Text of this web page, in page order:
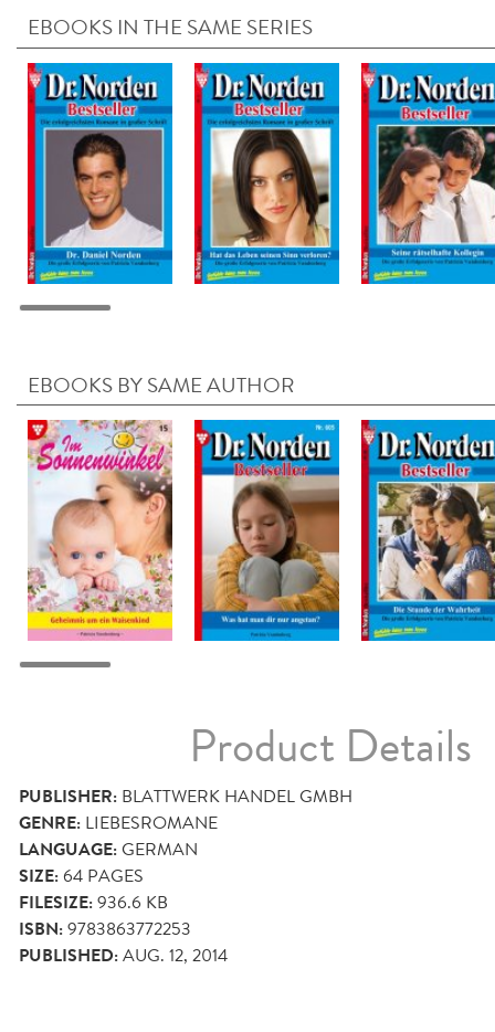
EBOOKS IN THE SAME SERIES
EBOOKS BY SAME AUTHOR
Product Details
PUBLISHER: BLATTWERK HANDEL GMBH
GENRE: LIEBESROMANE
LANGUAGE:GERMAN
SIZE:64 PAGES
FILESIZE:936.6 KB
ISBN:9783863772253
PUBLISHED:AUG. 12, 2014